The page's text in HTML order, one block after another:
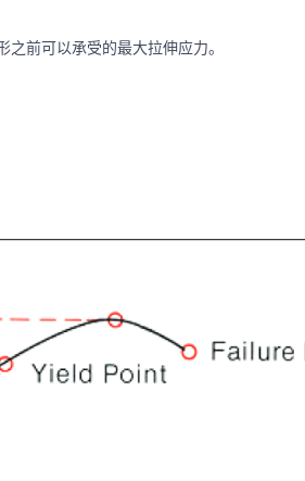
前可以承受的最大拉伸应力。